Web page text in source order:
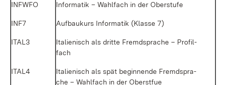
INF­W­FO In­for­ma­tik – Wahl­fach in der Ober­stu­fe
INF7 Auf­bau­kurs In­for­ma­tik (Klas­se 7)
ITAL3
Ita­lie­nisch als drit­te Fremd­spra­che – Pro­fil­
fach
ITAL4
Ita­lie­nisch als spät be­gin­nen­de Fremd­spra­
che – Wahl­fach in der Oberst­fue